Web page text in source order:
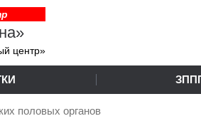
центр»
половых органов